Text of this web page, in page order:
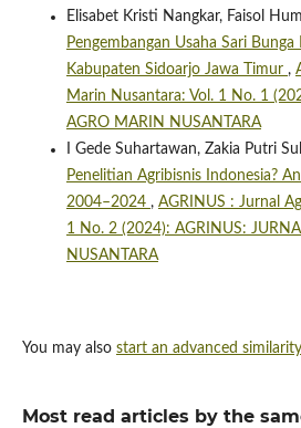
Elisabet Kristi Nangkar, Faisol
Pengembangan Usaha Sari Bunga
Kabupaten Sidoarjo Jawa Timur ,
Marin Nusantara: Vol. 1 No. 1
AGRO MARIN NUSANTARA
I Gede Suhartawan, Zakia Putri
Penelitian Agribisnis Indonesia?
2004–2024 , AGRINUS : Jurnal
1 No. 2 (2024): AGRINUS:
NUSANTARA
You may also start an advanced
Most read articles by the